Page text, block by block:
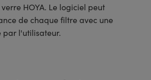
HOYA. Le logiciel peut
de chaque filtre avec une
par l'utilisateur.